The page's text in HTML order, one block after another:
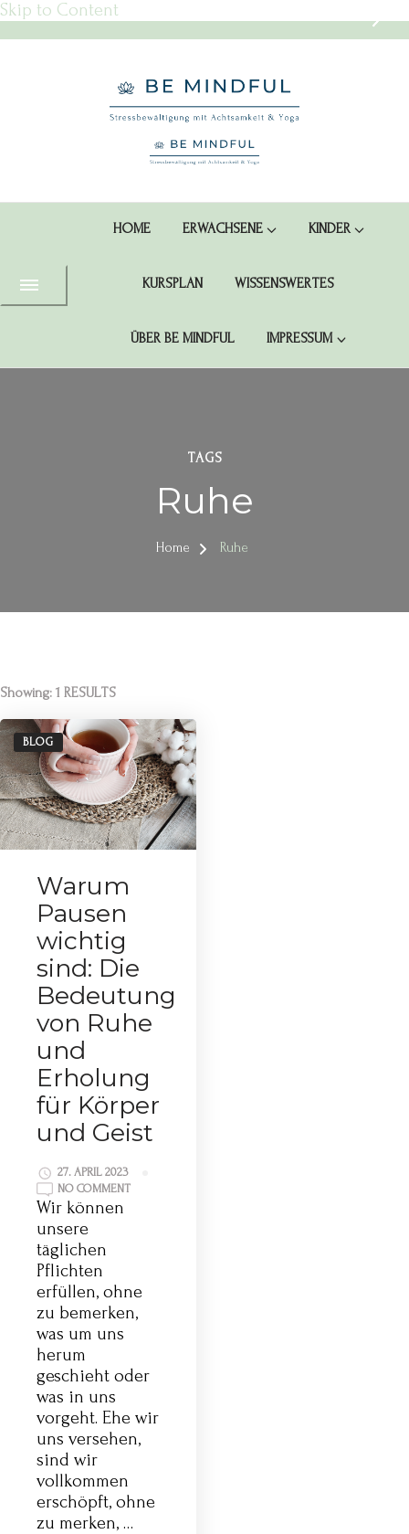
Skip to Content
BE MINDFUL Schwabach – Mit
Yoga & Achtsamkeit Stress
loslassen & Gelassenheit finden
Dein Yoga-Studio in Schwabach
HOME ERWACHSENE KINDER
KURSPLAN WISSENSWERTES
ÜBER BE MINDFUL IMPRESSUM
TAGS
Ruhe
Home Ruhe
Showing: 1 RESULTS
BLOG
Warum
Pausen
wichtig
sind: Die
Bedeutung
von Ruhe
und
Erholung
für Körper
und Geist
27. APRIL 2023
NO COMMENT
Wir können
unsere
täglichen
Pflichten
erfüllen, ohne
zu bemerken,
was um uns
herum
geschieht oder
was in uns
vorgeht. Ehe wir
uns versehen,
sind wir
vollkommen
erschöpft, ohne
zu merken, …